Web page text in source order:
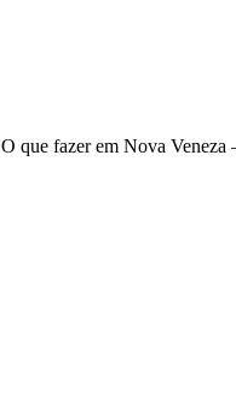
O que fazer em Nova Veneza